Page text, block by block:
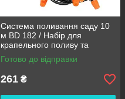
Система поливання саду 10
м BD 182 / Набір для
крапельного поливу та
охолодження / Комплект для
поливання
Готово до відправки
261 ₴